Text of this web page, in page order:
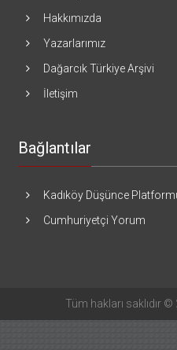
Hakkımızda
Yazarlarımız
Dağarcık Türkiye Arşivi
İletişim
Bağlantılar
Kadıköy Düşünce
Cumhuriyetçi Yorum
Tüm hakları saklıdır